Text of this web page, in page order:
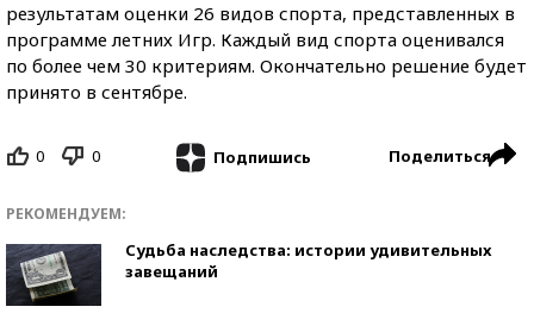
результатам оценки 26 видов спорта, представленных в
программе летних Игр. Каждый вид спорта оценивался
по более чем 30 критериям. Окончательно решение будет
принято в сентябре.
0 0 Подпишись Поделиться
РЕКОМЕНДУЕМ:
Судьба наследства: истории удивительных
завещаний